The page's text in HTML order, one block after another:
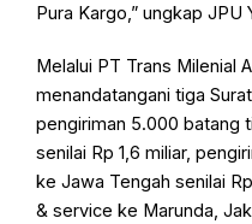
Pura Kargo,” ungkap JPU
Melalui PT Trans Milenial
menandatangani tiga
pengiriman 5.000 batang
senilai Rp 1,6 miliar,
ke Jawa Tengah senilai
& service ke Marunda,